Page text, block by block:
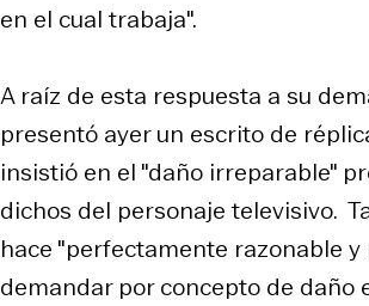
en el cual trabaja".
A raíz de esta respuesta a su
presentó ayer un escrito de
insistió en el "daño irreparable"
dichos del personaje televisivo.
hace "perfectamente razonable y
demandar por concepto de daño